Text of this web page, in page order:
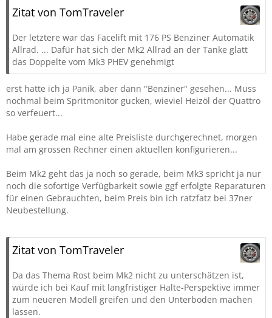
Zitat von TomTraveler
Der letztere war das Facelift mit 176 PS Benziner Automatik
Allrad. ... Dafür hat sich der Mk2 Allrad an der Tanke glatt
das Doppelte vom Mk3 PHEV genehmigt
erst hatte ich ja Panik, aber dann "Benziner" gesehen... Muss
nochmal beim Spritmonitor gucken, wieviel Heizöl der Quattro
so verfeuert...
Habe gerade mal eine alte Preisliste durchgerechnet, morgen
mal am grossen Rechner einen aktuellen konfigurieren...
Beim Mk2 geht das ja noch so gerade, beim Mk3 spricht ja nur
noch die sofortige Verfügbarkeit sowie ggf erfolgte Reparaturen
für einen Gebrauchten, beim Preis bin ich ratzfatz bei 37ner
Neubestellung.
Zitat von TomTraveler
Da das Thema Rost beim Mk2 nicht zu unterschätzen ist,
würde ich bei Kauf mit langfristiger Halte-Perspektive immer
zum neueren Modell greifen und den Unterboden machen
lassen.